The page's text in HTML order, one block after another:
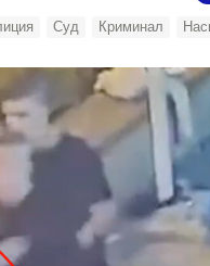
Суд Криминал